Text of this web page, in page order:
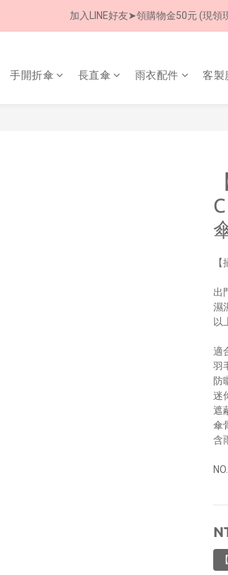
加入LINE好友➤領購物金50元 (現領
加入LINE好友➤領購物金50元 (現領
加入LINE好友➤領購物金50元 (現領
手開折傘 長直傘 雨衣配件 客製
出
濕
以
適
羽
防
迷
遮
傘
含